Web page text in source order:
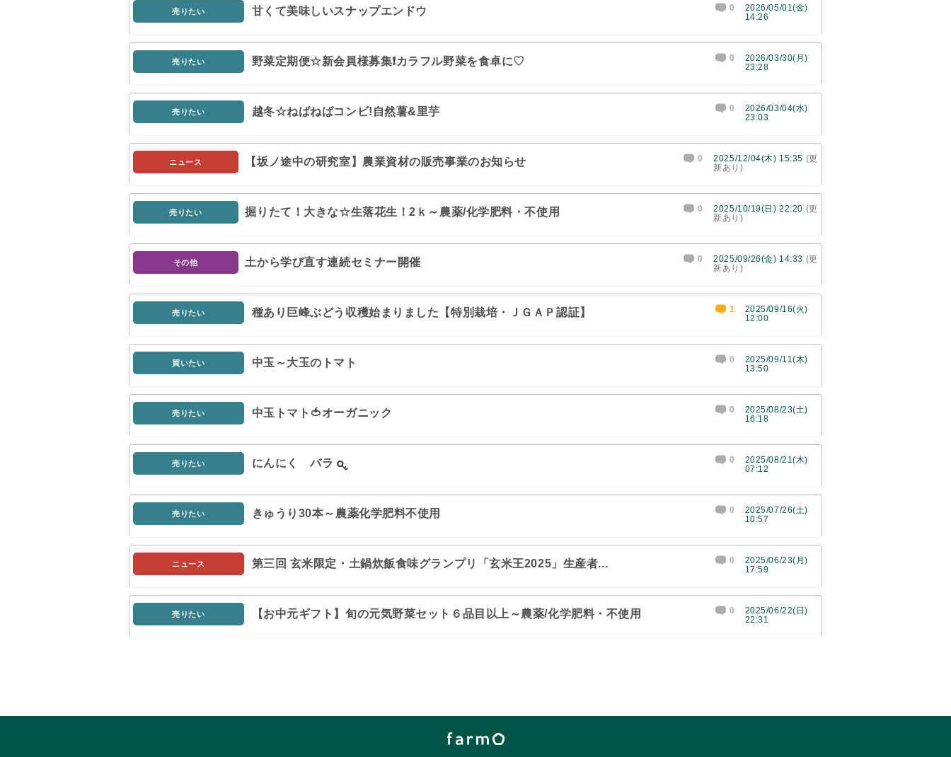
売りたい 甘くて美味しいスナップエンドウ 0
2026/05/01(金)
14:26
売りたい 野菜定期便☆新会員様募集❗カラフル野菜を食卓に♡ 0
2026/03/30(月)
23:28
売りたい 越冬☆ねばねばコンビ!自然薯&里芋 0
2026/03/04(水)
23:03
ニュース 【坂ノ途中の研究室】農業資材の販売事業のお知らせ 0 2025/12/04(木) 15:35 (更
新あり)
売りたい 掘りたて！大きな☆生落花生！2ｋ～農薬/化学肥料・不使用 0 2025/10/19(日) 22:20 (更
新あり)
その他 土から学び直す連続セミナー開催 0 2025/09/26(金) 14:33 (更
新あり)
売りたい 種あり巨峰ぶどう収穫始まりました【特別栽培・ＪＧＡＰ認証】 1
2025/09/16(火)
12:00
買いたい 中玉～大玉のトマト 0
2025/09/11(木)
13:50
売りたい 中玉トマト🍅オーガニック 0
2025/08/23(土)
16:18
売りたい にんにく バラ 0
2025/08/21(木)
07:12
売りたい きゅうり30本～農薬化学肥料不使用 0
2025/07/26(土)
10:57
ニュース 第三回 玄米限定・土鍋炊飯食味グランプリ「玄米王2025」生産者... 0
2025/06/23(月)
17:59
売りたい 【お中元ギフト】旬の元気野菜セット６品目以上～農薬/化学肥料・不使用 0
2025/06/22(日)
22:31